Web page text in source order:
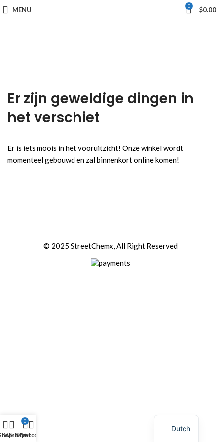
MENU 0 $0.00
Er zijn geweldige dingen in
het verschiet
Er is iets moois in het vooruitzicht! Onze winkel wordt
momenteel gebouwd en zal binnenkort online komen!
© 2025 StreetChemx, All Right Reserved
Wishlist
0
Cart
My account
Dutch